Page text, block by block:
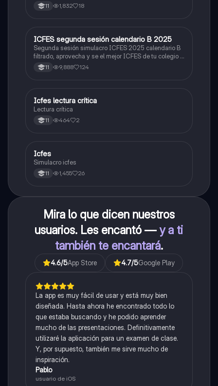
11 1,832 18
ICFES: Lectura Crítica
ICFES segunda sesión calendario B 2025
Segunda sesión simulacro ICFES 2025 calendario B
filtrado, aprovecha y se el mejor ICFES de tu colegio y
poder ingresar a universidad, y estudiar aquella
carrera con la que tanto sueñas.
11 9,888 124
Lengua Castellana
Icfes lectura crítica
Lectura crítica
11 464 2
ICFES: Sociales y Ciudadanas
Icfes
Simulacro icfes
11 1,455 26
Mira lo que dicen nuestros
usuarios. Les encantó —y a ti
también te encantará.
4.6/5App Store 4.7/5Google Play
La app es muy fácil de usar y está muy bien
diseñada. Hasta ahora he encontrado todo lo
que estaba buscando y he podido aprender
mucho de las presentaciones. Definitivamente
utilizaré la aplicación para un examen de clase.
Y, por supuesto, también me sirve mucho de
inspiración.
Pablo
usuario de iOS